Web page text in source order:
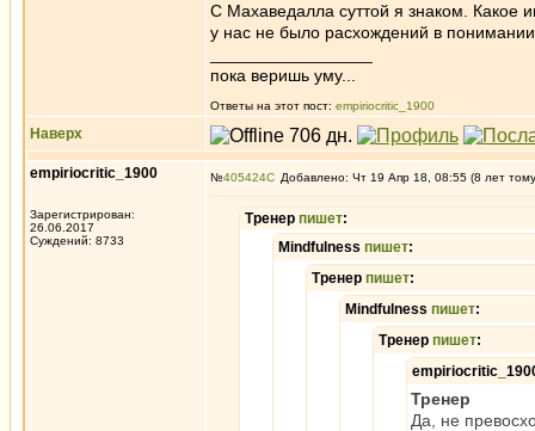
С Махаведалла суттой я знаком. Какое
у нас не было расхождений в
пока веришь уму...
Ответы на этот пост: empiriocritic_1900
Наверх
empiriocritic_1900
Зарегистрирован:
26.06.2017
Суждений: 8733
№405424 Добавлено: Чт 19 Апр 18, 08:55 (8 лет
Тренер пишет:
Mindfulness пишет:
Тренер пишет:
Mindfulness пишет:
Тренер пишет:
Тренер
Да, не